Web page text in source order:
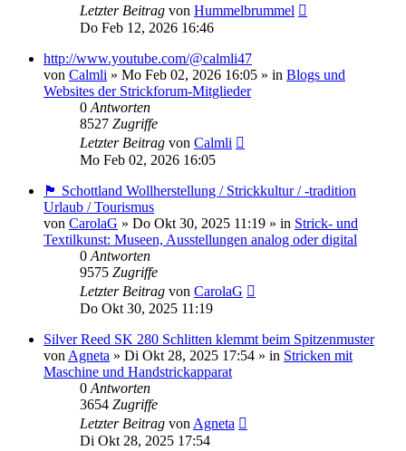
Letzter Beitrag von Hummelbrummel
Do Feb 12, 2026 16:46
http://www.youtube.com/@calmli47
von Calmli » Mo Feb 02, 2026 16:05 » in Blogs und
Websites der Strickforum-Mitglieder
0 Antworten
8527 Zugriffe
Letzter Beitrag von Calmli
Mo Feb 02, 2026 16:05
🏴󠁧󠁢󠁳󠁣󠁴󠁿 Schottland Wollherstellung / Strickkultur / -tradition
Urlaub / Tourismus
von CarolaG » Do Okt 30, 2025 11:19 » in Strick- und
Textilkunst: Museen, Ausstellungen analog oder digital
0 Antworten
9575 Zugriffe
Letzter Beitrag von CarolaG
Do Okt 30, 2025 11:19
Silver Reed SK 280 Schlitten klemmt beim Spitzenmuster
von Agneta » Di Okt 28, 2025 17:54 » in Stricken mit
Maschine und Handstrickapparat
0 Antworten
3654 Zugriffe
Letzter Beitrag von Agneta
Di Okt 28, 2025 17:54